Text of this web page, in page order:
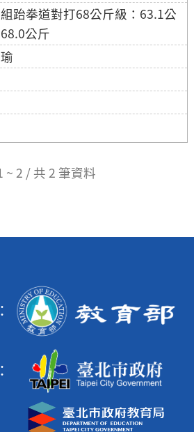
跆拳道對打68公斤級：63.1公
公斤
~ 2 / 共 2 筆資料